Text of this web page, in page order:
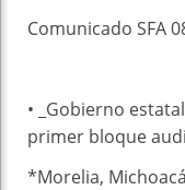
Comunicado SFA
• _Gobierno
primer bloque
*Morelia,